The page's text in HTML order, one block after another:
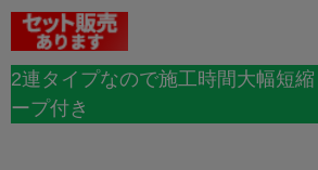
2連タイプなので施工時間大幅短
ープ付き